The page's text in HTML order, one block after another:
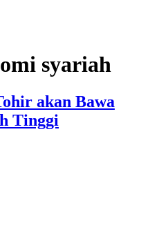
syariah
akan Bawa
Tinggi